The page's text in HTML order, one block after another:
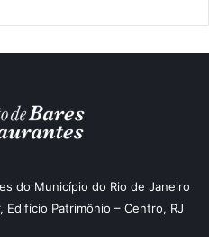
do Município do Rio de Janeiro
Edifício Patrimônio – Centro, RJ